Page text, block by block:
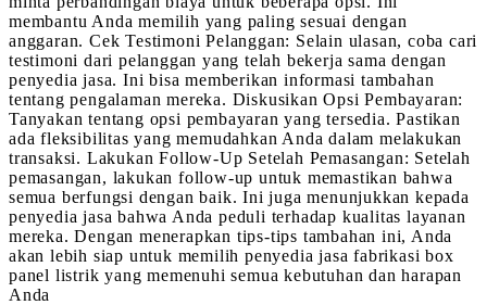
membantu Anda memilih yang paling sesuai dengan
anggaran. Cek Testimoni Pelanggan: Selain ulasan, coba cari
testimoni dari pelanggan yang telah bekerja sama dengan
penyedia jasa. Ini bisa memberikan informasi tambahan
tentang pengalaman mereka. Diskusikan Opsi Pembayaran:
Tanyakan tentang opsi pembayaran yang tersedia. Pastikan
ada fleksibilitas yang memudahkan Anda dalam melakukan
transaksi. Lakukan Follow-Up Setelah Pemasangan: Setelah
pemasangan, lakukan follow-up untuk memastikan bahwa
semua berfungsi dengan baik. Ini juga menunjukkan kepada
penyedia jasa bahwa Anda peduli terhadap kualitas layanan
mereka. Dengan menerapkan tips-tips tambahan ini, Anda
akan lebih siap untuk memilih penyedia jasa fabrikasi box
panel listrik yang memenuhi semua kebutuhan dan harapan
Anda